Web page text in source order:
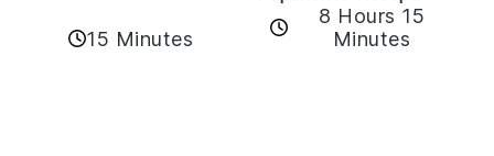
15 Minutes
8 Hours 15
Minutes